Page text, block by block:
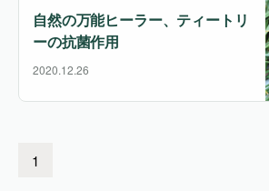
自然の万能ヒーラー、ティートリ
ーの抗菌作用
2020.12.26
1